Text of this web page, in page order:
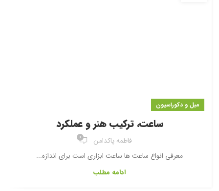
مبل و دکوراسیون
ساعت، ترکیب هنر و عملکرد
فاطمه پاکدامن 0
معرفی انواع ساعت ها ساعت ابزاری است برای اندازه...
ادامه مطلب